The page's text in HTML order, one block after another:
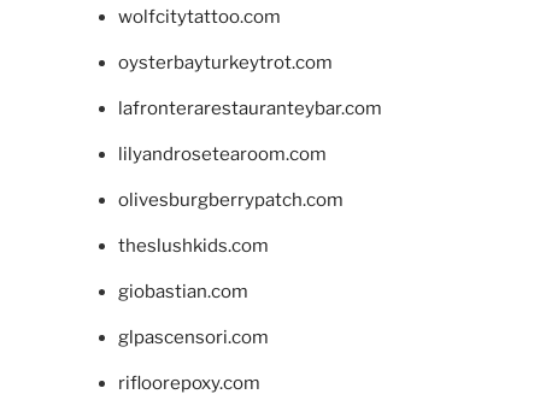
wolfcitytattoo.com
oysterbayturkeytrot.com
lafronterarestauranteybar.com
lilyandrosetearoom.com
olivesburgberrypatch.com
theslushkids.com
giobastian.com
glpascensori.com
rifloorepoxy.com